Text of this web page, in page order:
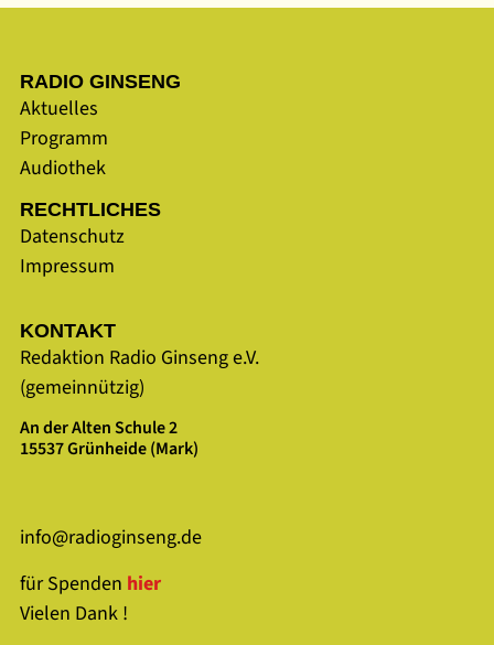
RADIO GINSENG
Aktuelles
Programm
Audiothek
RECHTLICHES
Datenschutz
Impressum
KONTAKT
Redaktion Radio Ginseng e.V.
(gemeinnützig)
An der Alten Schule 2
15537 Grünheide (Mark)
info@radioginseng.de
für Spenden hier
Vielen Dank !